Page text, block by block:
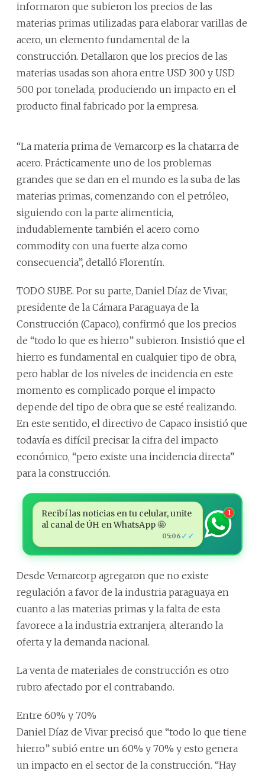
informaron que subieron los precios de las
materias primas utilizadas para elaborar varillas de
acero, un elemento fundamental de la
construcción. Detallaron que los precios de las
materias usadas son ahora entre USD 300 y USD
500 por tonelada, produciendo un impacto en el
producto final fabricado por la empresa.
“La materia prima de Vemarcorp es la chatarra de
acero. Prácticamente uno de los problemas
grandes que se dan en el mundo es la suba de las
materias primas, comenzando con el petróleo,
siguiendo con la parte alimenticia,
indudablemente también el acero como
commodity con una fuerte alza como
consecuencia”, detalló Florentín.
TODO SUBE. Por su parte, Daniel Díaz de Vivar,
presidente de la Cámara Paraguaya de la
Construcción (Capaco), confirmó que los precios
de “todo lo que es hierro” subieron. Insistió que el
hierro es fundamental en cualquier tipo de obra,
pero hablar de los niveles de incidencia en este
momento es complicado porque el impacto
depende del tipo de obra que se esté realizando.
En este sentido, el directivo de Capaco insistió que
todavía es difícil precisar la cifra del impacto
económico, “pero existe una incidencia directa”
para la construcción.
Recibí las noticias en tu celular, unite
al canal de ÚH en WhatsApp 🤩
05:06 ✓✓
1
Desde Vemarcorp agregaron que no existe
regulación a favor de la industria paraguaya en
cuanto a las materias primas y la falta de esta
favorece a la industria extranjera, alterando la
oferta y la demanda nacional.
La venta de materiales de construcción es otro
rubro afectado por el contrabando.
Entre 60% y 70%
Daniel Díaz de Vivar precisó que “todo lo que tiene
hierro” subió entre un 60% y 70% y esto genera
un impacto en el sector de la construcción. “Hay